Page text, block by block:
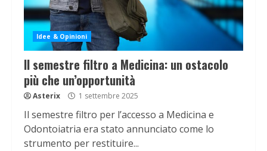
Idee & Opinioni
Il semestre filtro a Medicina: un ostacolo
più che un’opportunità
Asterix 1 settembre 2025
Il semestre filtro per l’accesso a Medicina e
Odontoiatria era stato annunciato come lo
strumento per restituire...